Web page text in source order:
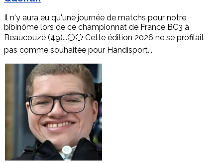
Il n'y aura eu qu'une journée de matchs pour notre
bibinôme lors de ce championnat de France BC3 à
Beaucouzé (49)...⚪️🔵 Cette édition 2026 ne se profilait
pas comme souhaitée pour Handisport...